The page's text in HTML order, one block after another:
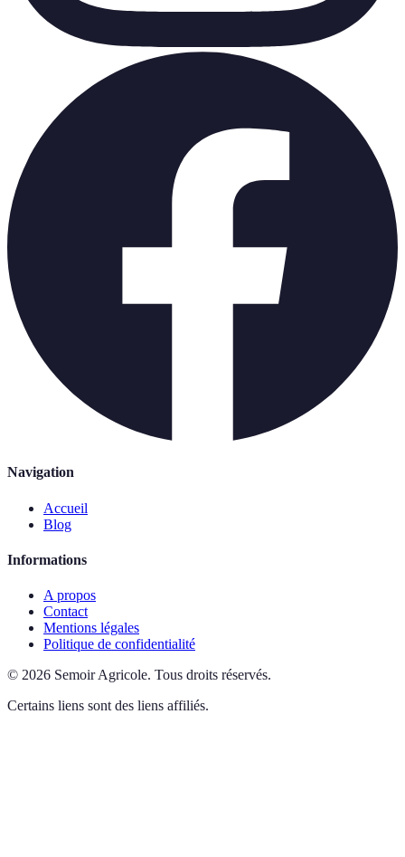
Navigation
Accueil
Blog
Informations
A propos
Contact
Mentions légales
Politique de confidentialité
© 2026 Semoir Agricole. Tous droits réservés.
Certains liens sont des liens affiliés.